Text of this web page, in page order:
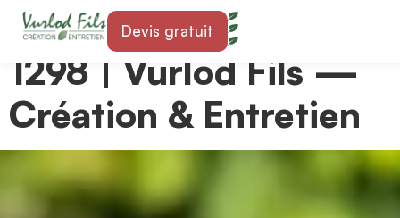
Devis gratuit
Paysagiste à Céligny
1298 | Vurlod Fils —
Création & Entretien